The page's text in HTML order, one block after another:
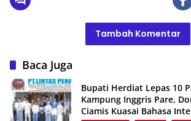
Tambah Komentar
Baca Juga
Bupati Herdiat Lepas 10
Kampung Inggris Pare,
Ciamis Kuasai Bahasa